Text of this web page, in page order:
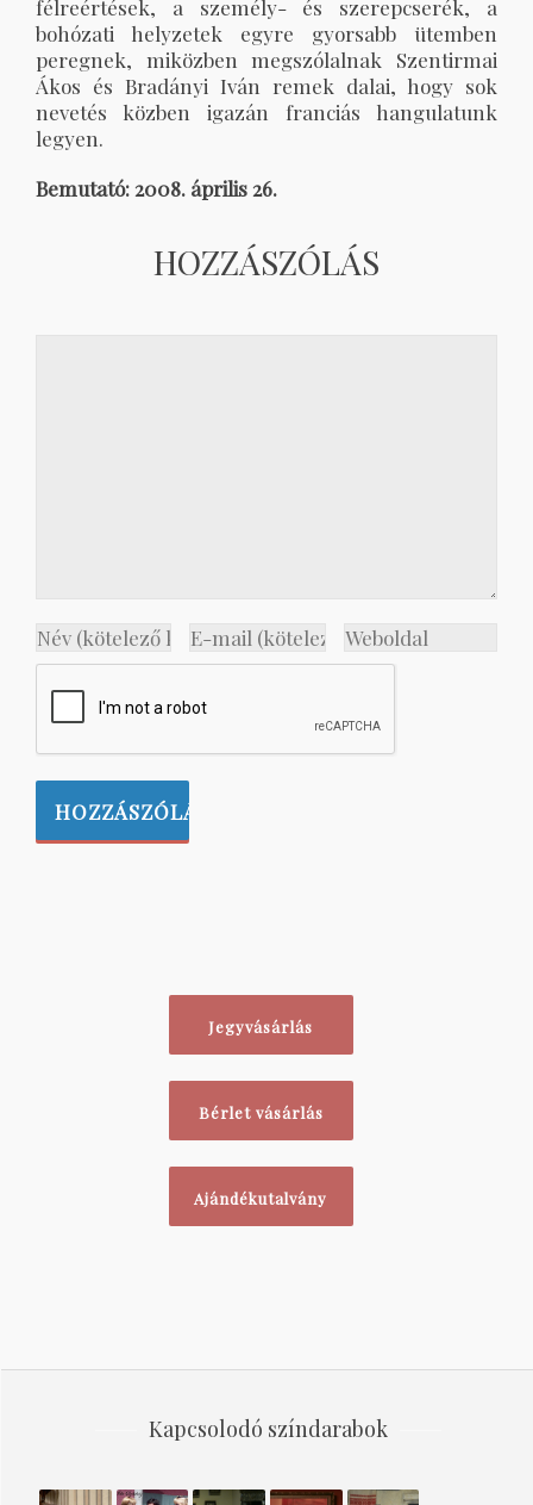
félreértések, a személy- és szerepcserék, a
bohózati helyzetek egyre gyorsabb ütemben
peregnek, miközben megszólalnak Szentirmai
Ákos és Bradányi Iván remek dalai, hogy sok
nevetés közben igazán franciás hangulatunk
legyen.
Bemutató: 2008. április 26.
HOZZÁSZÓLÁS
Jegyvásárlás
Bérlet vásárlás
Ajándékutalvány
Kapcsolodó színdarabok